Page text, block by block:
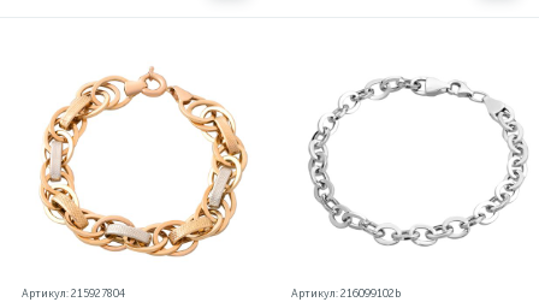
Артикул: 215927804 Артикул: 216099102b